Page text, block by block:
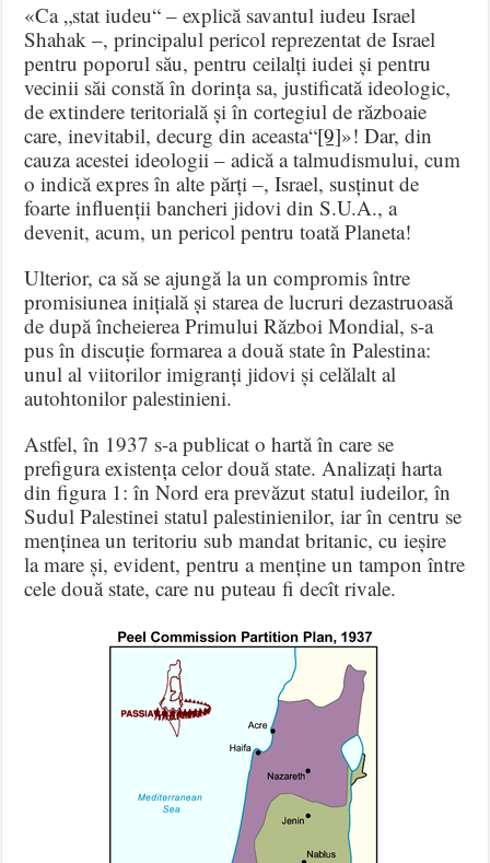
«Ca „stat iudeu“ – explică savantul iudeu Israel
Shahak –, principalul pericol reprezentat de Israel
pentru poporul său, pentru ceilalți iudei și pentru
vecinii săi constă în dorința sa, justificată ideologic,
de extindere teritorială și în cortegiul de războaie
care, inevitabil, decurg din aceasta“[9]»! Dar, din
cauza acestei ideologii – adică a talmudismului, cum
o indică expres în alte părți –, Israel, susținut de
foarte influenții bancheri jidovi din S.U.A., a
devenit, acum, un pericol pentru toată Planeta!
Ulterior, ca să se ajungă la un compromis între
promisiunea inițială și starea de lucruri dezastruoasă
de după încheierea Primului Război Mondial, s-a
pus în discuție formarea a două state în Palestina:
unul al viitorilor imigranți jidovi și celălalt al
autohtonilor palestinieni.
Astfel, în 1937 s-a publicat o hartă în care se
prefigura existența celor două state. Analizați harta
din figura 1: în Nord era prevăzut statul iudeilor, în
Sudul Palestinei statul palestinienilor, iar în centru se
menținea un teritoriu sub mandat britanic, cu ieșire
la mare și, evident, pentru a menține un tampon între
cele două state, care nu puteau fi decît rivale.